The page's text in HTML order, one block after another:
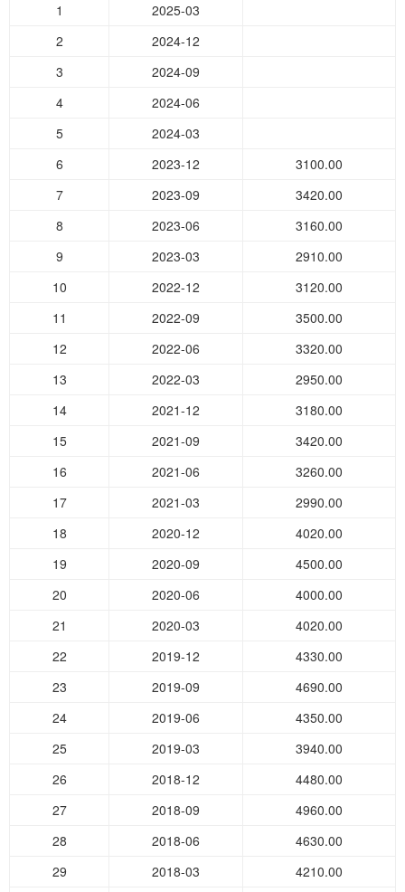
1
2025-03
2
2024-12
3
2024-09
4
2024-06
5
2024-03
6
2023-12
3100.00
7
2023-09
3420.00
8
2023-06
3160.00
9
2023-03
2910.00
10
2022-12
3120.00
11
2022-09
3500.00
12
2022-06
3320.00
13
2022-03
2950.00
14
2021-12
3180.00
15
2021-09
3420.00
16
2021-06
3260.00
17
2021-03
2990.00
18
2020-12
4020.00
19
2020-09
4500.00
20
2020-06
4000.00
21
2020-03
4020.00
22
2019-12
4330.00
23
2019-09
4690.00
24
2019-06
4350.00
25
2019-03
3940.00
26
2018-12
4480.00
27
2018-09
4960.00
28
2018-06
4630.00
29
2018-03
4210.00